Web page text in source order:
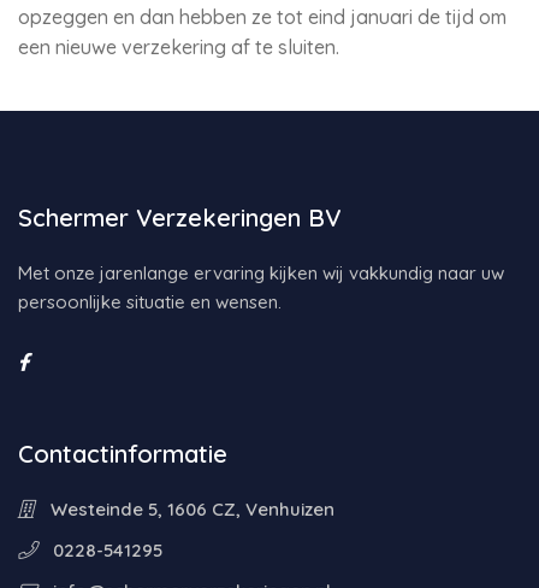
opzeggen en dan hebben ze tot eind januari de tijd om
een nieuwe verzekering af te sluiten.
Schermer Verzekeringen BV
Met onze jarenlange ervaring kijken wij vakkundig naar uw
persoonlijke situatie en wensen.
Contactinformatie
Westeinde 5, 1606 CZ, Venhuizen
0228-541295